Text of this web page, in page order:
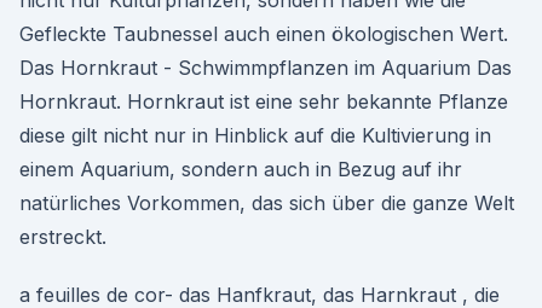
Gefleckte Taubnessel auch einen ökologischen Wert.
Das Hornkraut - Schwimmpflanzen im Aquarium Das
Hornkraut. Hornkraut ist eine sehr bekannte Pflanze
diese gilt nicht nur in Hinblick auf die Kultivierung in
einem Aquarium, sondern auch in Bezug auf ihr
natürliches Vorkommen, das sich über die ganze Welt
erstreckt.
a feuilles de cor- das Hanfkraut, das Harnkraut , die